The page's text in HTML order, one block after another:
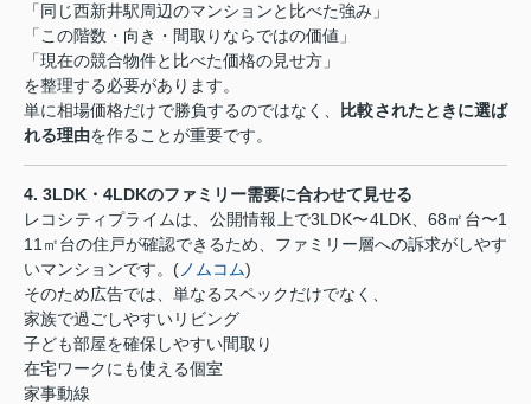
「同じ西新井駅周辺のマンションと比べた強み」
「この階数・向き・間取りならではの価値」
「現在の競合物件と比べた価格の見せ方」
を整理する必要があります。
単に相場価格だけで勝負するのではなく、
比較されたときに選ば
れる理由を作ることが重要です。
4. 3LDK ・ 4LDKのファミリー需要に合わせて見せる
レコシティプライムは、公開情報上で3LDK〜4LDK、68㎡台〜1
11 ㎡台の住戸が確認できるため、ファミリー層への訴求がしやす
いマンションです。 ( ノムコム)
そのため広告では、単なるスペックだけでなく、
家族で過ごしやすいリビング
子ども部屋を確保しやすい間取り
在宅ワークにも使える個室
家事動線